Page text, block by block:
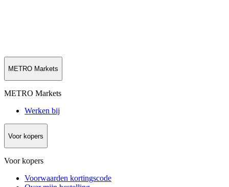
METRO Markets
METRO Markets
Werken bij
Voor kopers
Voor kopers
Voorwaarden kortingscode